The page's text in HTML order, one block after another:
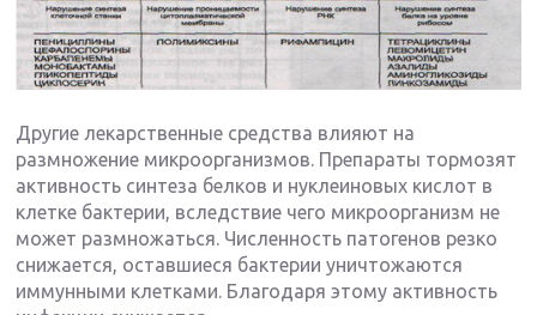
Другие лекарственные средства влияют на
размножение микроорганизмов. Препараты тормозят
активность синтеза белков и нуклеиновых кислот в
клетке бактерии, вследствие чего микроорганизм не
может размножаться. Численность патогенов резко
снижается, оставшиеся бактерии уничтожаются
иммунными клетками. Благодаря этому активность